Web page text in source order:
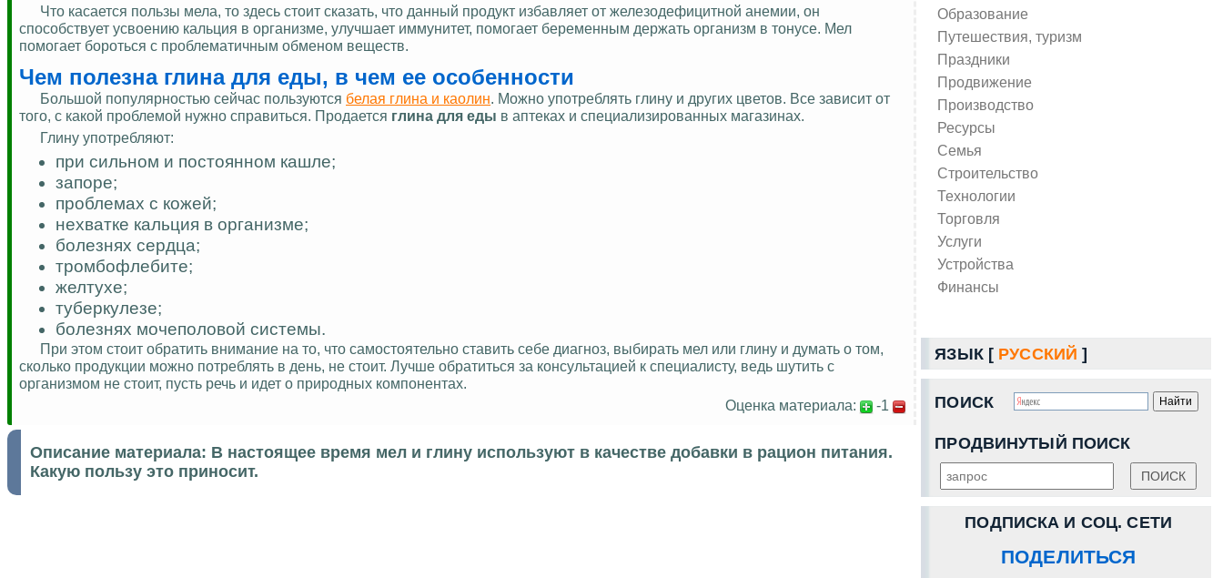
Образование
Путешествия, туризм
Праздники
Продвижение
Производство
Ресурсы
Семья
Строительство
Технологии
Торговля
Услуги
Устройства
Финансы
ЯЗЫК [ РУССКИЙ ]
ПОИСК
ПРОДВИНУТЫЙ ПОИСК
ПОДПИСКА И СОЦ. СЕТИ
ПОДЕЛИТЬСЯ
Что касается пользы мела, то здесь стоит сказать, что данный продукт избавляет от железодефицитной анемии, он
способствует усвоению кальция в организме, улучшает иммунитет, помогает беременным держать организм в тонусе. Мел
помогает бороться с проблематичным обменом веществ.
Чем полезна глина для еды, в чем ее особенности
Большой популярностью сейчас пользуются белая глина и каолин . Можно употреблять глину и других цветов. Все зависит от
того, с какой проблемой нужно справиться. Продается глина для еды в аптеках и специализированных магазинах.
Глину употребляют:
при сильном и постоянном кашле;
запоре;
проблемах с кожей;
нехватке кальция в организме;
болезнях сердца;
тромбофлебите;
желтухе;
туберкулезе;
болезнях мочеполовой системы.
При этом стоит обратить внимание на то, что самостоятельно ставить себе диагноз, выбирать мел или глину и думать о том,
сколько продукции можно потреблять в день, не стоит. Лучше обратиться за консультацией к специалисту, ведь шутить с
организмом не стоит, пусть речь и идет о природных компонентах.
Оценка материала:
-1
Описание материала: В настоящее время мел и глину используют в качестве добавки в рацион питания.
Какую пользу это приносит.